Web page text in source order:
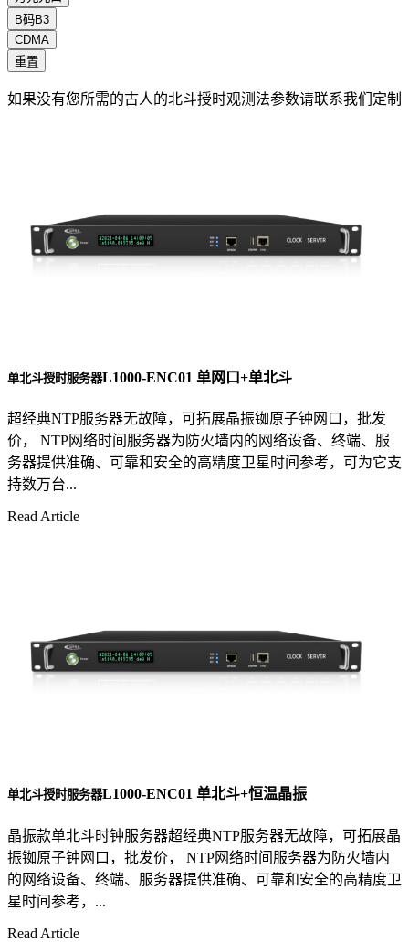
B码B3
CDMA
重置
如果没有您所需的古人的北斗授时观测法参数请联系我们定制
单北斗授时服务器L1000-ENC01 单网口+单北斗
超经典NTP服务器无故障，可拓展晶振铷原子钟网口，批发
价， NTP网络时间服务器为防火墙内的网络设备、终端、服
务器提供准确、可靠和安全的高精度卫星时间参考，可为它支
持数万台...
Read Article
单北斗授时服务器L1000-ENC01 单北斗+恒温晶振
晶振款单北斗时钟服务器超经典NTP服务器无故障，可拓展晶
振铷原子钟网口，批发价， NTP网络时间服务器为防火墙内
的网络设备、终端、服务器提供准确、可靠和安全的高精度卫
星时间参考，...
Read Article